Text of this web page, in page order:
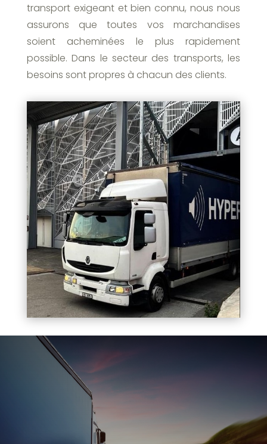
transport exigeant et bien connu, nous nous
assurons que toutes vos marchandises
soient acheminées le plus rapidement
possible. Dans le secteur des transports, les
besoins sont propres à chacun des clients.